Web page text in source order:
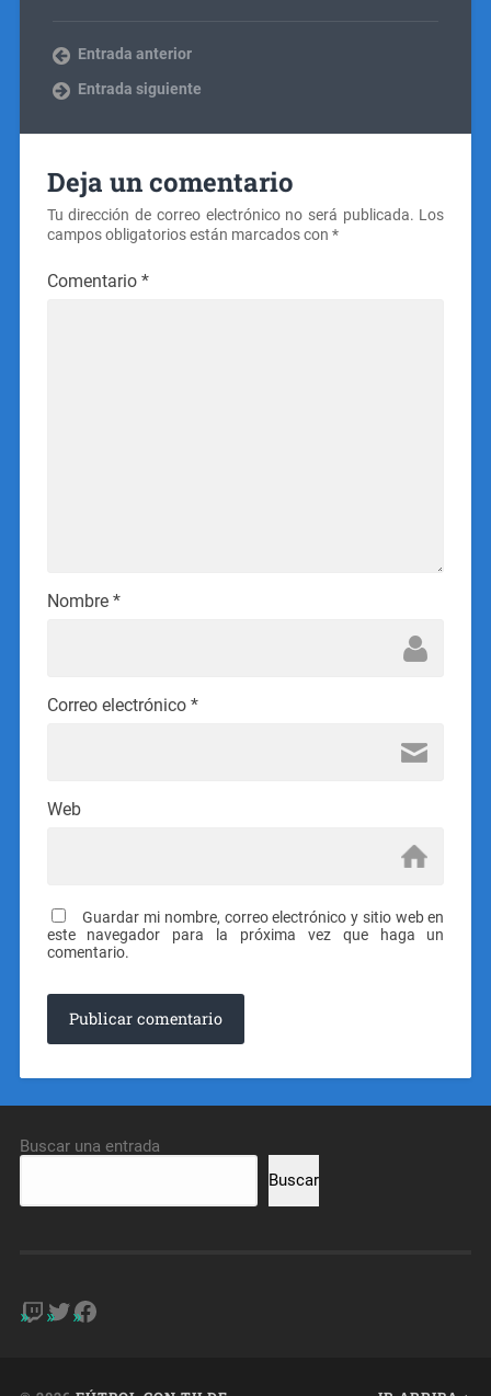
Entrada anterior
Entrada siguiente
Deja un comentario
Tu dirección de correo electrónico no será publicada. Los
campos obligatorios están marcados con *
Comentario *
Nombre *
Correo electrónico *
Web
Guardar mi nombre, correo electrónico y sitio web en
este navegador para la próxima vez que haga un
comentario.
Buscar una entrada
Buscar